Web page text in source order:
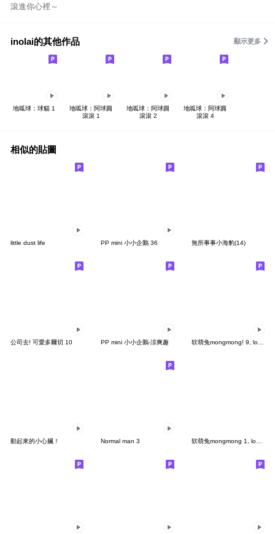
滾進你心裡～
inolai的其他作品 顯示更多
地呱球：球貓 1
地呱球：阿球圓
滾滾 1
地呱球：阿球圓
滾滾 2
地呱球：阿球圓
滾滾 4
相似的貼圖
little dust life PP mini 小小企鵝 36 無所事事小海豹(14)
公司去! 可愛多爾切 10 PP mini 小小企鵝-涼爽趣 软萌兔mongmong! 9, lovely mongmong
動起來的小心臟！ Normal man 3 软萌兔mongmong 1, lovely mongmong